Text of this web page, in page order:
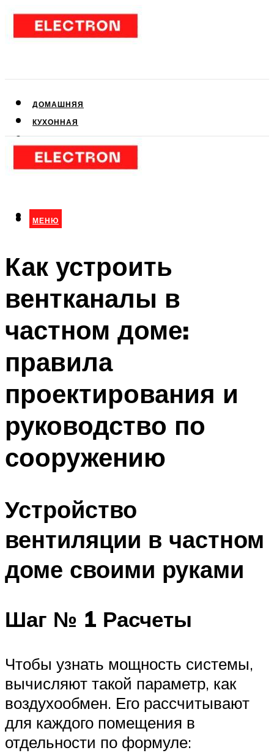
ДОМАШНЯЯ
КУХОННАЯ
КЛИМАТИЧЕСКАЯ
МЕНЮ
МЕНЮ
Как устроить
вентканалы в
частном доме:
правила
проектирования и
руководство по
сооружению
Устройство
вентиляции в частном
доме своими руками
Шаг № 1 Расчеты
Чтобы узнать мощность системы,
вычисляют такой параметр, как
воздухообмен. Его рассчитывают
для каждого помещения в
отдельности по формуле: